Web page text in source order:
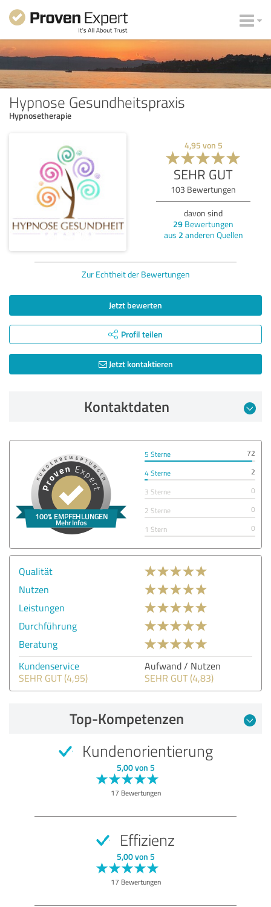
Hypnose Gesundheitspraxis
Hypnosetherapie
4,95 von 5
SEHR GUT
103 Bewertungen
davon sind
29 Bewertungen
aus 2 anderen Quellen
Zur Echtheit der Bewertungen
Jetzt bewerten
Profil teilen
Jetzt kontaktieren
Kontaktdaten
5 Sterne
72
4 Sterne
2
3 Sterne
0
2 Sterne
0
1 Stern
0
Qualität
Nutzen
Leistungen
Durchführung
Beratung
Kundenservice
SEHR GUT (4,95)
Aufwand / Nutzen
SEHR GUT (4,83)
Top-Kompetenzen
Kundenorientierung
5,00 von 5
17 Bewertungen
Effizienz
5,00 von 5
17 Bewertungen